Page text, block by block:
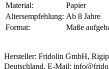
Material:
Papier
Altersempfehlung: Ab 8 Jahre
Format:
Maße
Hersteller: Fridolin GmbH,
Deutschland, E-Mail: